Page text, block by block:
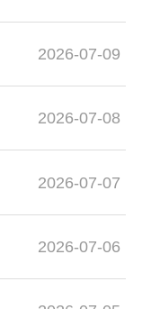
2026-07-09
2026-07-08
2026-07-07
2026-07-06